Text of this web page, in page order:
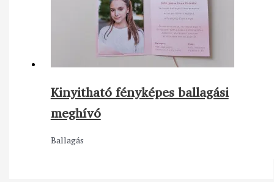
Kinyitható fényképes ballagási
meghívó
Ballagás